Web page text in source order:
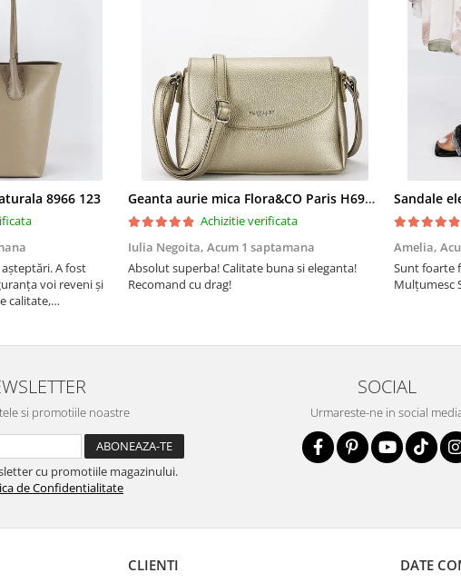
8966 123
așteptări. A fost
voi reveni și
calitate,
Geanta aurie mica Flora&CO Paris H6930 16
Achizitie verificata
Iulia Negoita, Acum 1 saptamana
Absolut superba! Calitate buna si eleganta!
Recomand cu drag!
Amelia,
Sunt foarte
Mulţumesc
si promotiile noastre
cu promotiile magazinului.
de Confidentialitate
SOCIAL
Urmareste-ne in social
CLIENTI DATE